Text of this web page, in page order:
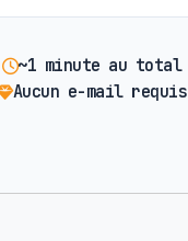
~1 minute au total
Aucun e-mail requis